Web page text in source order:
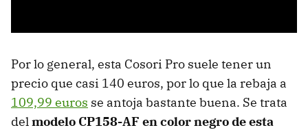
Por lo general, esta Cosori Pro suele tener un
precio que casi 140 euros, por lo que la rebaja a
109,99 euros se antoja bastante buena. Se trata
delmodelo ‎CP158-AF en color negro de esta